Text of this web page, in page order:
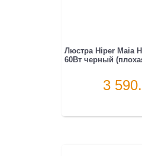
Люстра Hiper Maia
60Вт черный
3